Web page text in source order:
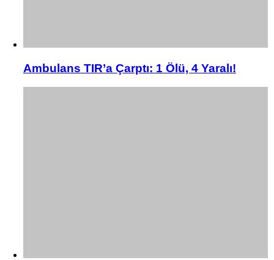
Ambulans TIR’a Çarptı: 1 Ölü, 4 Yaralı!